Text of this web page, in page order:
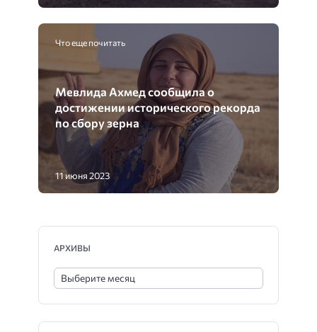
Что еще почитать
Мевлида Ахмед сообщила о
достижении исторического рекорда
по сбору зерна
11 июня 2023
АРХИВЫ